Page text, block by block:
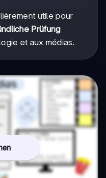
utile pour
Prüfung
et aux médias.